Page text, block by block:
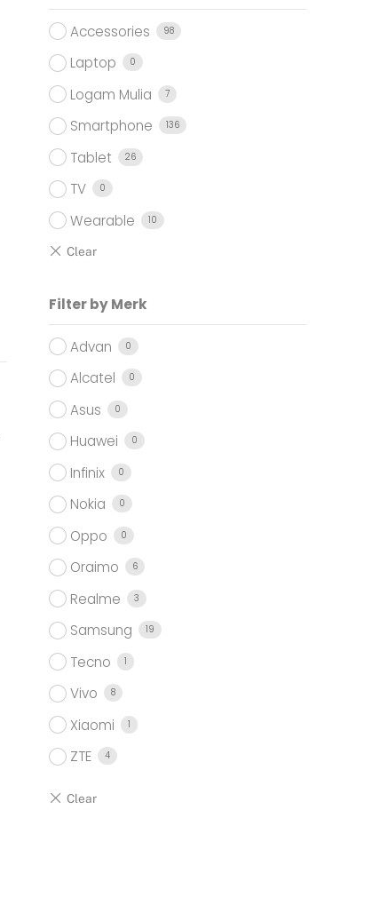
Accessories 98
Laptop 0
Logam Mulia 7
Smartphone 136
Tablet 26
TV 0
Wearable 10
Filter by Merk
Advan 0
Alcatel 0
Asus 0
Huawei 0
Infinix 0
Nokia 0
Oppo 0
Oraimo 6
Realme 3
Samsung 19
Tecno 1
Vivo 8
Xiaomi 1
ZTE 4